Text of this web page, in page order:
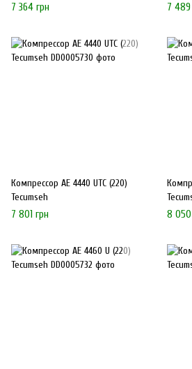
7 364 грн
7 489
Компрессор AE 4440 UTC (220)
Tecumseh
7 801 грн
8 050